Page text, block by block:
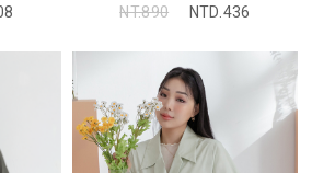
NT.890
NTD.436